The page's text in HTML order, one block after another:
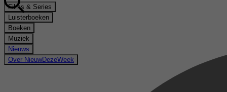
Films & Series
Luisterboeken
Boeken
Muziek
Nieuws
Over NieuwDezeWeek